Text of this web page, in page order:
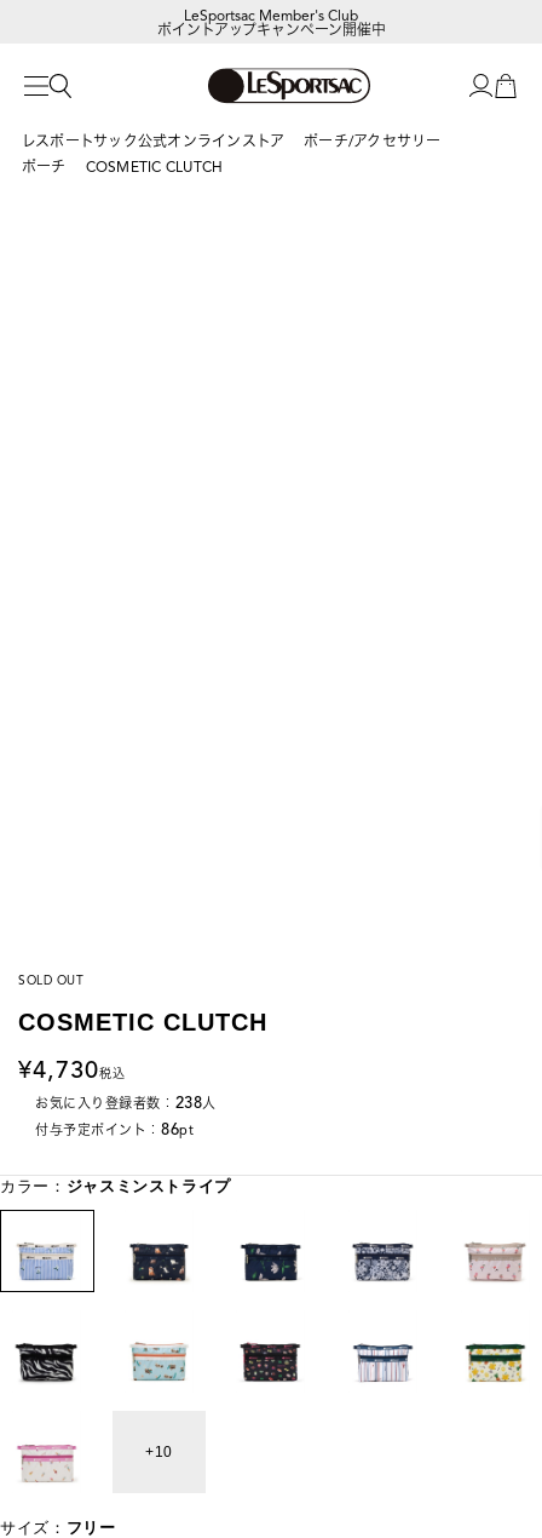
LeSportsac Member's Club
ポイントアップキャンペーン開催中
レスポートサック公式オンラインストア
ポーチ/アクセサリー
ポーチ
COSMETIC CLUTCH
SOLD OUT
COSMETIC CLUTCH
4,730税込
お気に入り登録者数： 238人
付与予定ポイント： 86pt
カラー： ジャスミンストライプ
10
サイズ： フリー